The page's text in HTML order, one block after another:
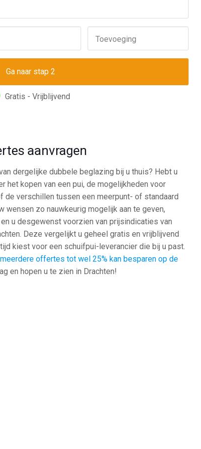
Toevoeging
Gratis - Vrijblijvend
aanvragen
dergelijke dubbele beglazing bij u thuis? Hebt u
het kopen van een pui, de mogelijkheden voor
de verschillen tussen een meerpunt- of standaard
wensen zo nauwkeurig mogelijk aan te geven,
u desgewenst voorzien van prijsindicaties van
Deze vergelijkt u geheel gratis en vrijblijvend
kiest voor een schuifpui-leverancier die bij u past.
meerdere offertes tot wel 25% kan besparen op de
en hopen u te zien in Drachten!